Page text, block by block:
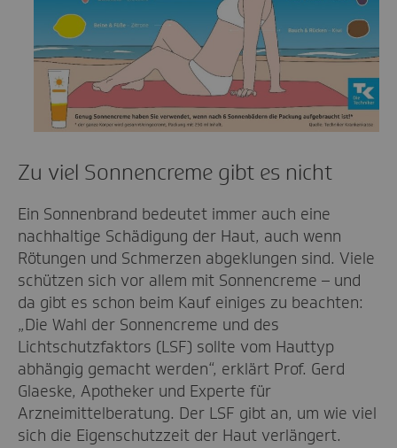
Zu viel Sonnencreme gibt es nicht
Ein Sonnenbrand bedeutet immer auch eine
nachhaltige Schädigung der Haut, auch wenn
Rötungen und Schmerzen abgeklungen sind. Viele
schützen sich vor allem mit Sonnencreme – und
da gibt es schon beim Kauf einiges zu beachten:
„Die Wahl der Sonnencreme und des
Lichtschutzfaktors (LSF) sollte vom Hauttyp
abhängig gemacht werden“, erklärt Prof. Gerd
Glaeske, Apotheker und Experte für
Arzneimittelberatung. Der LSF gibt an, um wie viel
sich die Eigenschutzzeit der Haut verlängert.